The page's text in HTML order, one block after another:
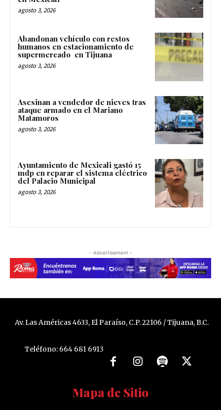
agosto 3, 2026
Abandonan vehículo con restos
humanos en estacionamiento de
supermercado en Tijuana
agosto 3, 2026
Asesinan a vendedor de nieves tras
ataque armado en el Mariano
Matamoros
agosto 3, 2026
Ayuntamiento de Mexicali gastó 15
mdp en reparar el sistema eléctrico
del Palacio Municipal
agosto 3, 2026
- Advertisement -
Av. Las Américas 4633, El Paraíso, C.P. 22106 / Tijuana, B.C.
Teléfono: 664 681 6913
Mapa de Sitio